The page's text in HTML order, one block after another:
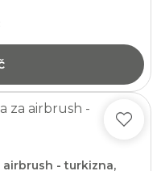
- turkizna,